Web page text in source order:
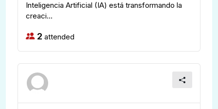
Inteligencia Artificial (IA) está transformando la
creaci...
2 attended